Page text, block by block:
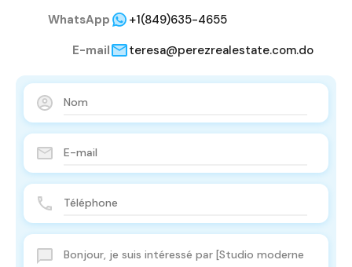
WhatsApp
+1(849)635-4655
E-mail
teresa@perezrealestate.com.do